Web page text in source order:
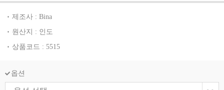
제조사 : Bina
원산지 : 인도
상품코드 : 5515
옵션